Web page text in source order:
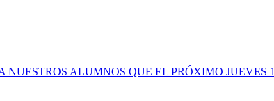
NUESTROS ALUMNOS QUE EL PRÓXIMO JUEVES